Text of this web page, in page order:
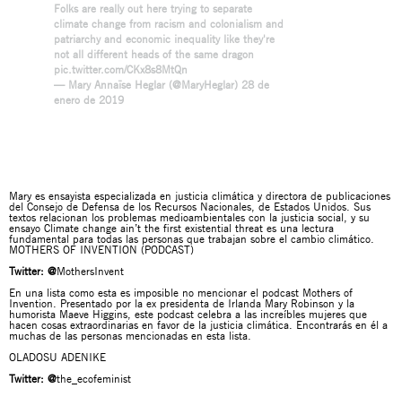
Folks are really out here trying to separate
climate change from racism and colonialism and
patriarchy and economic inequality like they're
not all different heads of the same dragon
pic.twitter.com/CKx8s8MtQn
— Mary Annaïse Heglar (@MaryHeglar) 28 de
enero de 2019
Mary es ensayista especializada en justicia climática y directora de publicaciones
del Consejo de Defensa de los Recursos Nacionales, de Estados Unidos. Sus
textos relacionan los problemas medioambientales con la justicia social, y su
ensayo Climate change ain’t the first existential threat es una lectura
fundamental para todas las personas que trabajan sobre el cambio climático.
MOTHERS OF INVENTION (PODCAST)
Twitter: @MothersInvent
En una lista como esta es imposible no mencionar el podcast Mothers of
Invention. Presentado por la ex presidenta de Irlanda Mary Robinson y la
humorista Maeve Higgins, este podcast celebra a las increíbles mujeres que
hacen cosas extraordinarias en favor de la justicia climática. Encontrarás en él a
muchas de las personas mencionadas en esta lista.
OLADOSU ADENIKE
Twitter: @the_ecofeminist